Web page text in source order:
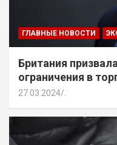
ГЛАВНЫЕ НОВОСТИ
Британия
ограничения в
27.03.2024